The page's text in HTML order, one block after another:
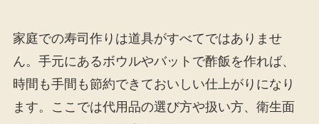
家庭での寿司作りは道具がすべてではありませ
ん。手元にあるボウルやバットで酢飯を作れば、
時間も手間も節約できておいしい仕上がりになり
ます。ここでは代用品の選び方や扱い方、衛生面